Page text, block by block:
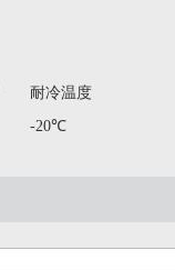
耐冷温度
-20℃